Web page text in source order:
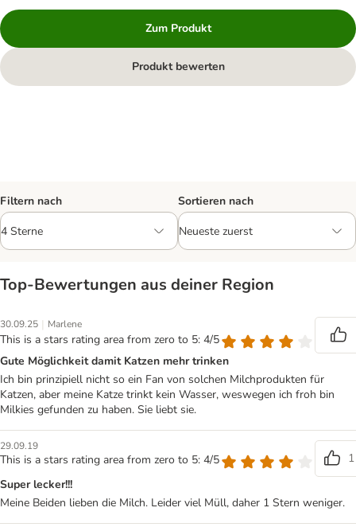
Zum Produkt
Produkt bewerten
Filtern nach Sortieren nach
Top‑Bewertungen aus deiner Region
30.09.25 | Marlene
This is a stars rating area from zero to 5: 4/5
Gute Möglichkeit damit Katzen mehr trinken
Ich bin prinzipiell nicht so ein Fan von solchen Milchprodukten für
Katzen, aber meine Katze trinkt kein Wasser, weswegen ich froh bin
Milkies gefunden zu haben. Sie liebt sie.
29.09.19
This is a stars rating area from zero to 5: 4/5
1
Super lecker!!!
Meine Beiden lieben die Milch. Leider viel Müll, daher 1 Stern weniger.